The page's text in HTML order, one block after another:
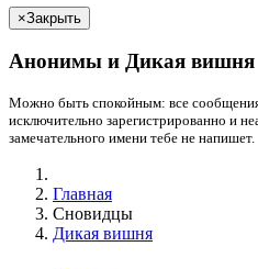
×Закрыть
Анонимы и Дикая вишня
Можно быть спокойным: все
исключительно зарегистрированно и
замечательного имени тебе не напишет.
Главная
Сновидцы
Дикая вишня